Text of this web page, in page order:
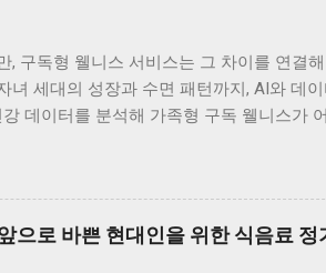
링할 수 있죠. 이런 통합 데이터는 의료진
관 개선 프로그램을 제안하고 있습니다.
가 건강 루틴을 자연스럽게 만들어줍니다
, 구독형 웰니스 서비스는 그 차이를 연결
녀 세대의 성장과 수면 패턴까지, AI와 데
데이터를 분석해 가족형 구독 웰니스가
는 스트레스와 피로 누적이 문제이며, 아
독형 헬스케어 서비스가 데이터를 통해
, 각자의 건강 리포트를 한눈에 볼 수 있
세대: 만성질환 관리와 회복 중심의 구독
으로 바쁜 현대인을 위한 식음료 정